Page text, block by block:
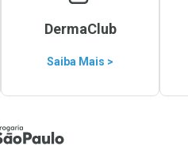
DermaClub
Saiba Mais >